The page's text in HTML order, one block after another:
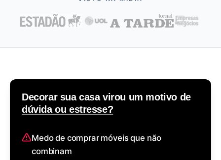
Decorar sua casa virou um motivo de
dúvida ou estresse?
Medo de comprar móveis que não
combinam